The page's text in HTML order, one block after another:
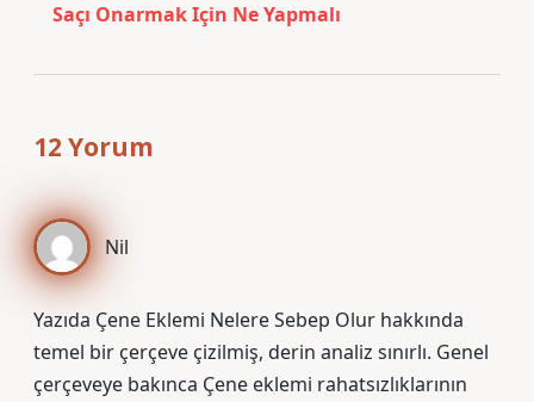
Saçı Onarmak Için Ne Yapmalı
12 Yorum
Nil
Yazıda Çene Eklemi Nelere Sebep Olur hakkında
temel bir çerçeve çizilmiş, derin analiz sınırlı. Genel
çerçeveye bakınca Çene eklemi rahatsızlıklarının